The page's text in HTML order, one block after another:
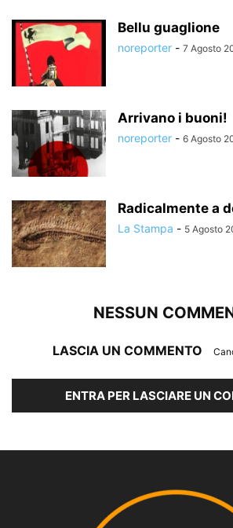
Bellu guaglione
noreporter - 7 Agosto
Arrivano i buoni!
noreporter - 6 Agosto
Radicalmente a
La Stampa - 5 Agosto
NESSUN
LASCIA UN COMMENTO
ENTRA PER LASCIARE UN